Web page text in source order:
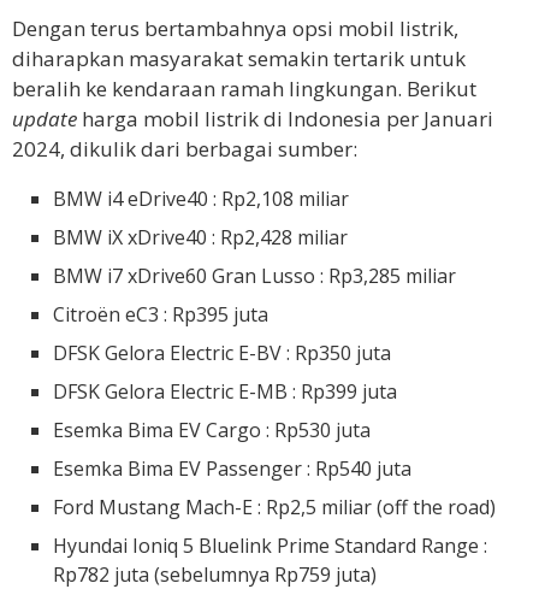
Dengan terus bertambahnya opsi mobil listrik,
diharapkan masyarakat semakin tertarik untuk
beralih ke kendaraan ramah lingkungan. Berikut
update harga mobil listrik di Indonesia per Januari
2024, dikulik dari berbagai sumber:
BMW i4 eDrive40 : Rp2,108 miliar
BMW iX xDrive40 : Rp2,428 miliar
BMW i7 xDrive60 Gran Lusso : Rp3,285 miliar
Citroën eC3 : Rp395 juta
DFSK Gelora Electric E-BV : Rp350 juta
DFSK Gelora Electric E-MB : Rp399 juta
Esemka Bima EV Cargo : Rp530 juta
Esemka Bima EV Passenger : Rp540 juta
Ford Mustang Mach-E : Rp2,5 miliar (off the road)
Hyundai Ioniq 5 Bluelink Prime Standard Range :
Rp782 juta (sebelumnya Rp759 juta)